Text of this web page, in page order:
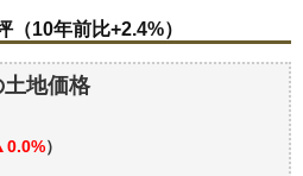
う
土地の過去の売買事例
予想から検討しよう
10年前比+2.4%）
地価格
）